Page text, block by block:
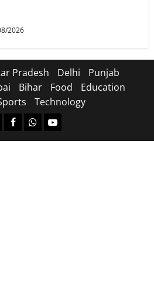
2026
Pradesh Delhi
Punjab
Bihar Food
Education
Technology
x.com
facebook.com
https:/whatsapp.com/
Youtube.com